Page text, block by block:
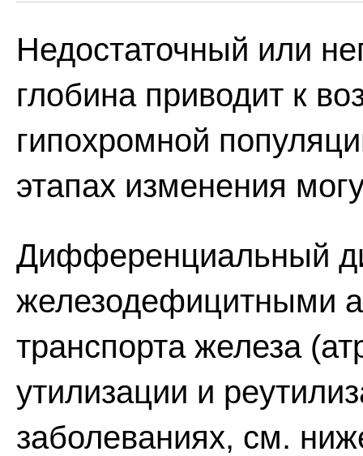
Недостаточный или
глобина приводит к
гипохромной
этапах изменения
Дифференциальный
железодефицитными
транспорта железа
утилизации и
заболеваниях, см.